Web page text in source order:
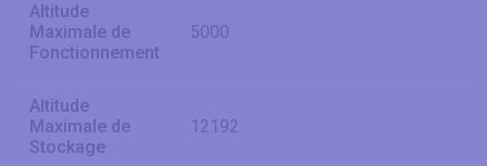
Altitude
Maximale de
Fonctionnement
5000
Altitude
Maximale de
Stockage
12192